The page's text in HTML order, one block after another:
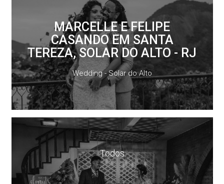
MARCELLE E FELIPE
CASANDO EM SANTA
TEREZA, SOLAR DO ALTO - RJ
Wedding - Solar do Alto
Todos